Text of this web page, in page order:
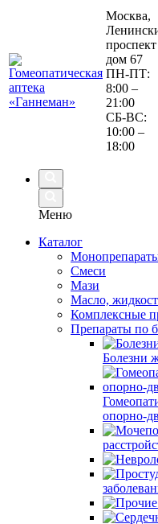
Москва,
проспект
дом 67
ПН-ПТ:
8:00 –
21:00
СБ-ВС:
10:00 –
18:00
Меню
Каталог
Смеси
Мази
Масло,
Комплексные
Препараты по
Болезни
опорно-